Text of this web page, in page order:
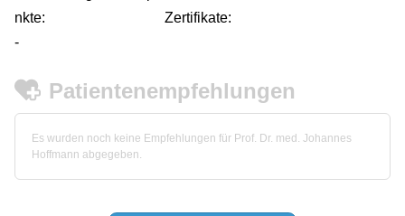
nkte:
Zertifikate:
-
Patientenempfehlungen
Es wurden noch keine Empfehlungen für Prof. Dr. med. Johannes
Hoffmann abgegeben.